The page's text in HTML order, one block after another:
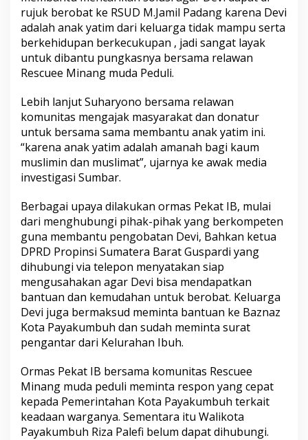
h
P
e
r
u
t
a
n
g
B
e
r
b
a
h
B
e
s
a
rujuk berobat ke RSUD M.Jamil Padang karena Devi
adalah anak yatim dari keluarga tidak mampu serta
berkehidupan berkecukupan , jadi sangat layak
untuk dibantu pungkasnya bersama relawan
Rescuee Minang muda Peduli.
Lebih lanjut Suharyono bersama relawan
komunitas mengajak masyarakat dan donatur
untuk bersama sama membantu anak yatim ini.
“karena anak yatim adalah amanah bagi kaum
muslimin dan muslimat”, ujarnya ke awak media
investigasi Sumbar.
Berbagai upaya dilakukan ormas Pekat IB, mulai
dari menghubungi pihak-pihak yang berkompeten
guna membantu pengobatan Devi, Bahkan ketua
DPRD Propinsi Sumatera Barat Guspardi yang
dihubungi via telepon menyatakan siap
mengusahakan agar Devi bisa mendapatkan
bantuan dan kemudahan untuk berobat. Keluarga
Devi juga bermaksud meminta bantuan ke Baznaz
Kota Payakumbuh dan sudah meminta surat
pengantar dari Kelurahan Ibuh.
Ormas Pekat IB bersama komunitas Rescuee
Minang muda peduli meminta respon yang cepat
kepada Pemerintahan Kota Payakumbuh terkait
keadaan warganya. Sementara itu Walikota
Payakumbuh Riza Palefi belum dapat dihubungi.